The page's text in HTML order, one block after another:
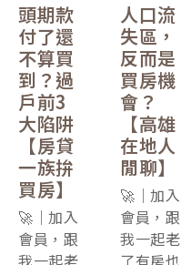
頭期款
付了還
不算買
到？過
戶前3
大陷阱
【房貸
一族拚
買房】
🚀｜加入
會員，跟
我一起老
人口流
失區，
反而是
買房機
會？
【高雄
在地人
閒聊】
🚀｜加入
會員，跟
我一起老
了有房也